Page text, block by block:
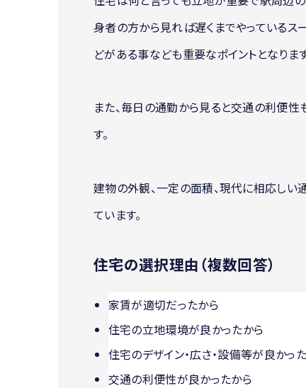
身者の方から見れば遅くまでやっているス
どがある事なども重要なポイントとなります
また、毎日の通勤から見ると交通の利便性
す。
建物の外観、一定の面積、現代に相応し
ています。
住宅の選択理由（複数回答）
家賃が適切だったから
住宅の立地環境が良かったから
住宅のデザイン・広さ・設備等が良かっ
交通の利便性が良かったから